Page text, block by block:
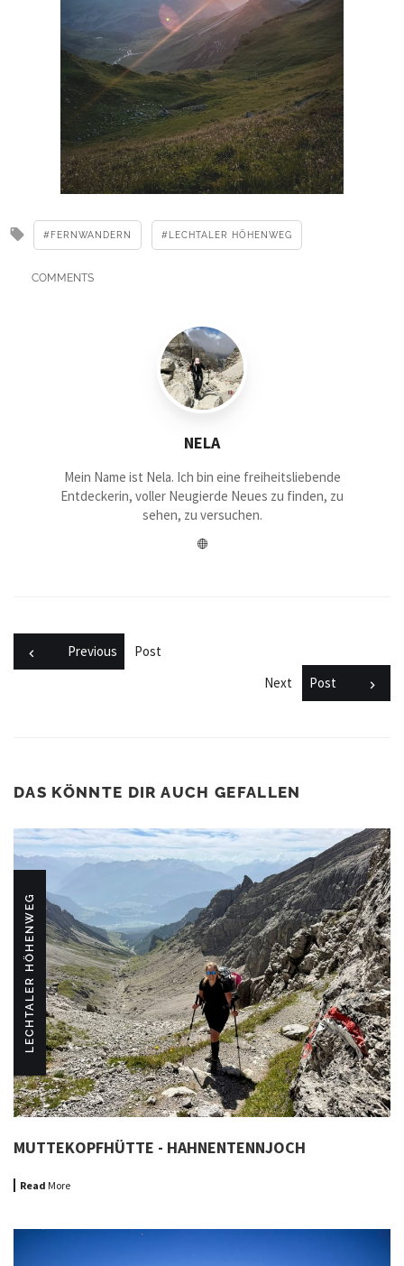
FERNWANDERN LECHTALER HÖHENWEG
COMMENTS
NELA
Mein Name ist Nela. Ich bin eine freiheitsliebende
Entdeckerin, voller Neugierde Neues zu finden, zu
sehen, zu versuchen.
Previous
Post
Next
Post
DAS KÖNNTE DIR AUCH GEFALLEN
LECHTALER HÖHENWEG
MUTTEKOPFHÜTTE - HAHNENTENNJOCH
Read More